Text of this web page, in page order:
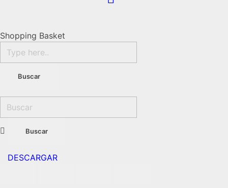
Shopping Basket
DESCARGAR